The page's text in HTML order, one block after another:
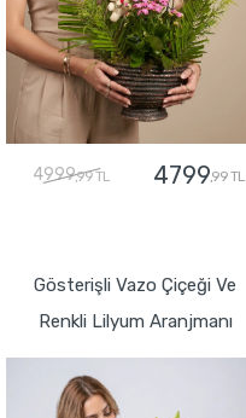
4999,99 TL 4799,99 TL
Gösterişli Vazo Çiçeği Ve
Renkli Lilyum Aranjmanı